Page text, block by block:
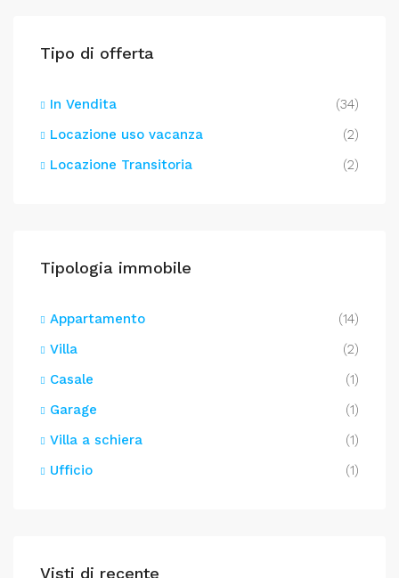
Tipo di offerta
In Vendita
(34)
Locazione uso vacanza
(2)
Locazione Transitoria
(2)
Tipologia immobile
Appartamento
(14)
Villa
(2)
Casale
(1)
Garage
(1)
Villa a schiera
(1)
Ufficio
(1)
Visti di recente